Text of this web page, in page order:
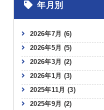
年月別
2026年7月 (6)
2026年5月 (5)
2026年3月 (2)
2026年1月 (3)
2025年11月 (3)
2025年9月 (2)